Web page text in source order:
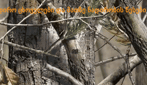
ცხოველები და მათზე ნადირობის წესები